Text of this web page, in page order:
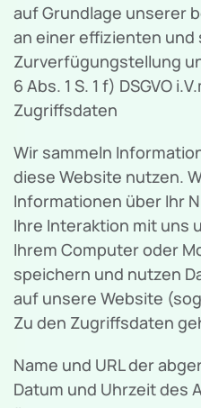
auf Grundlage unserer
an einer effizienten und
Zurverfügungstellung
6 Abs. 1 S. 1 f) DSGVO
Zugriffsdaten
Wir sammeln
diese Website nutzen.
Informationen über Ihr
Ihre Interaktion mit uns
Ihrem Computer oder
speichern und nutzen
auf unsere Website
Zu den Zugriffsdaten
Name und URL der
Datum und Uhrzeit des